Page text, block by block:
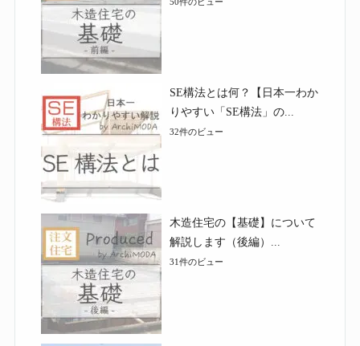
SE構法とは何？【日本一わか
りやすい「SE構法」の...
32件のビュー
木造住宅の【基礎】について
解説します（後編）...
31件のビュー